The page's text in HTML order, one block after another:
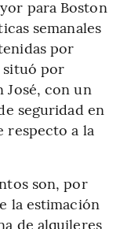
para Boston
semanales
por
situó por
José, con un
seguridad en
respecto a la
son, por
la estimación
de alquileres